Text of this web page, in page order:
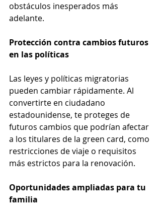
obstáculos inesperados más
adelante.
Protección contra cambios futuros
en las políticas
Las leyes y políticas migratorias
pueden cambiar rápidamente. Al
convertirte en ciudadano
estadounidense, te proteges de
futuros cambios que podrían afectar
a los titulares de la green card, como
restricciones de viaje o requisitos
más estrictos para la renovación.
Oportunidades ampliadas para tu
familia